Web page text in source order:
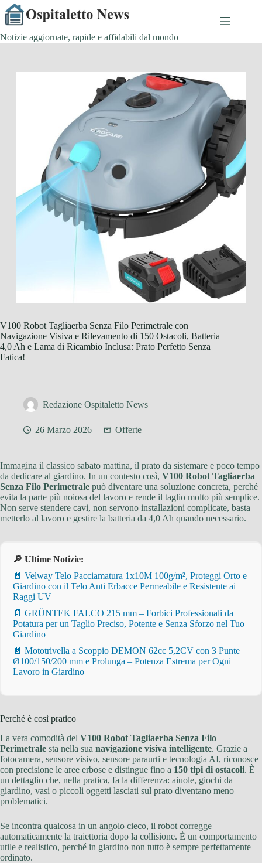
Salta
al
contenuto
Notizie aggiornate, rapide e affidabili dal mondo
V100 Robot Tagliaerba Senza Filo Perimetrale con
Navigazione Visiva e Rilevamento di 150 Ostacoli, Batteria
4,0 Ah e Lama di Ricambio Inclusa: Prato Perfetto Senza
Fatica!
Redazione Ospitaletto News
26 Marzo 2026 Offerte
Immagina il classico sabato mattina, il prato da sistemare e poco tempo
da dedicare al giardino. In un contesto così, V100 Robot Tagliaerba
Senza Filo Perimetrale può diventare una soluzione concreta, perché
evita la parte più noiosa del lavoro e rende il taglio molto più semplice.
Non serve stendere cavi, non servono installazioni complicate, basta
metterlo al lavoro e gestire la batteria da 4,0 Ah quando necessario.
🔎 Ultime Notizie:
📄 Velway Telo Pacciamatura 1x10M 100g/m², Proteggi Orto e
Giardino con il Telo Anti Erbacce Permeabile e Resistente ai
Raggi UV
📄 GRÜNTEK FALCO 215 mm – Forbici Professionali da
Potatura per un Taglio Preciso, Potente e Senza Sforzo nel Tuo
Giardino
📄 Mototrivella a Scoppio DEMON 62cc 5,2CV con 3 Punte
Ø100/150/200 mm e Prolunga – Potenza Estrema per Ogni
Lavoro in Giardino
Perché è così pratico
La vera comodità del V100 Robot Tagliaerba Senza Filo
Perimetrale sta nella sua navigazione visiva intelligente. Grazie a
fotocamera, sensore visivo, sensore paraurti e tecnologia AI, riconosce
con precisione le aree erbose e distingue fino a 150 tipi di ostacoli. È
un dettaglio che, nella pratica, fa la differenza: aiuole, giochi da
giardino, vasi o piccoli oggetti lasciati sul prato diventano meno
problematici.
Se incontra qualcosa in un angolo cieco, il robot corregge
automaticamente la traiettoria dopo la collisione. È un comportamento
utile e realistico, perché in giardino non tutto è sempre perfettamente
ordinato.